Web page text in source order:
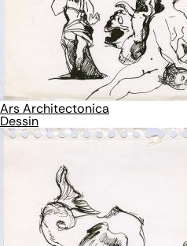
Ars Architectonica
Dessin